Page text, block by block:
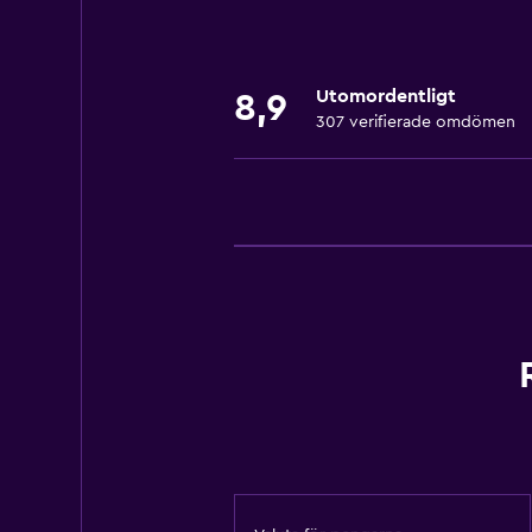
Utsikt över poolen
8,9 Utomordentligt
307 verifierade omdömen